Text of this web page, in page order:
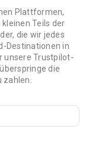
Plattformen,
Teils der
die wir jedes
Destinationen in
unsere Trustpilot-
die